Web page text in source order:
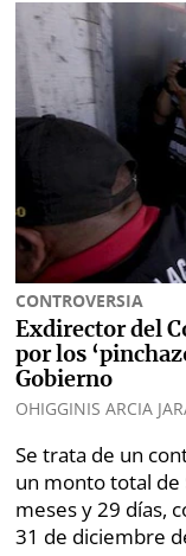
SERVICIOS
E-
Paper
Buscador
Comunicados
Catálogos
Lotería
Kiosko
digital
Luctuosas
marcas
RSS
Temas
Autores
Notas
al
lector
Buenas
CONTROVERSIA
Exdirector del
por los
Gobierno
OHIGGINIS ARCIA
Se trata de un
un monto total de
meses y 29 días,
31 de diciembre